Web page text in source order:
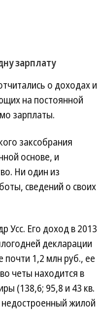
зарплату
о доходах и
на постоянной
зарплаты.
заксобрания
основе, и
Ни один из
сведений о своих
Усс. Его доход в 2013
декларации
почти 1,2 млн руб., ее
четы находится в
(138,6; 95,8 и 43 кв.
жилой